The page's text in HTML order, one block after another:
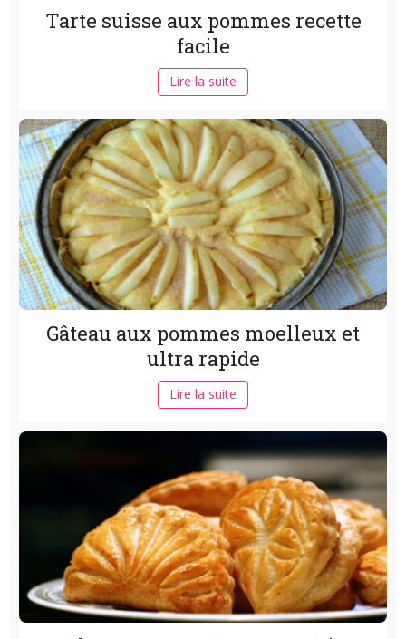
Tarte suisse aux pommes recette
facile
Lire la suite
Gâteau aux pommes moelleux et
ultra rapide
Lire la suite